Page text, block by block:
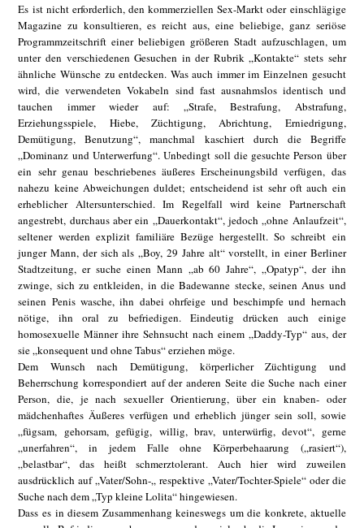
Es ist nicht erforderlich, den kommerziellen Sex-Markt oder einschlägige
Magazine zu konsultieren, es reicht aus, eine beliebige, ganz seriöse
Programmzeitschrift einer beliebigen größeren Stadt aufzuschlagen, um
unter den verschiedenen Gesuchen in der Rubrik „Kontakte“ stets sehr
ähnliche Wünsche zu entdecken. Was auch immer im Einzelnen gesucht
wird, die verwendeten Vokabeln sind fast ausnahmslos identisch und
tauchen immer wieder auf: „Strafe, Bestrafung, Abstrafung,
Erziehungsspiele, Hiebe, Züchtigung, Abrichtung, Erniedrigung,
Demütigung, Benutzung“, manchmal kaschiert durch die Begriffe
„Dominanz und Unterwerfung“. Unbedingt soll die gesuchte Person über
ein sehr genau beschriebenes äußeres Erscheinungsbild verfügen, das
nahezu keine Abweichungen duldet; entscheidend ist sehr oft auch ein
erheblicher Altersunterschied. Im Regelfall wird keine Partnerschaft
angestrebt, durchaus aber ein „Dauerkontakt“, jedoch „ohne Anlaufzeit“,
seltener werden explizit familiäre Bezüge hergestellt. So schreibt ein
junger Mann, der sich als „Boy, 29 Jahre alt“ vorstellt, in einer Berliner
Stadtzeitung, er suche einen Mann „ab 60 Jahre“, „Opatyp“, der ihn
zwinge, sich zu entkleiden, in die Badewanne stecke, seinen Anus und
seinen Penis wasche, ihn dabei ohrfeige und beschimpfe und hernach
nötige, ihn oral zu befriedigen. Eindeutig drücken auch einige
homosexuelle Männer ihre Sehnsucht nach einem „Daddy-Typ“ aus, der
sie „konsequent und ohne Tabus“ erziehen möge.
Dem Wunsch nach Demütigung, körperlicher Züchtigung und
Beherrschung korrespondiert auf der anderen Seite die Suche nach einer
Person, die, je nach sexueller Orientierung, über ein knaben- oder
mädchenhaftes Äußeres verfügen und erheblich jünger sein soll, sowie
„fügsam, gehorsam, gefügig, willig, brav, unterwürfig, devot“, gerne
„unerfahren“, in jedem Falle ohne Körperbehaarung („rasiert“),
„belastbar“, das heißt schmerztolerant. Auch hier wird zuweilen
ausdrücklich auf „Vater/Sohn-„ respektive „Vater/Tochter-Spiele“ oder die
Suche nach dem „Typ kleine Lolita“ hingewiesen.
Dass es in diesem Zusammenhang keineswegs um die konkrete, aktuelle